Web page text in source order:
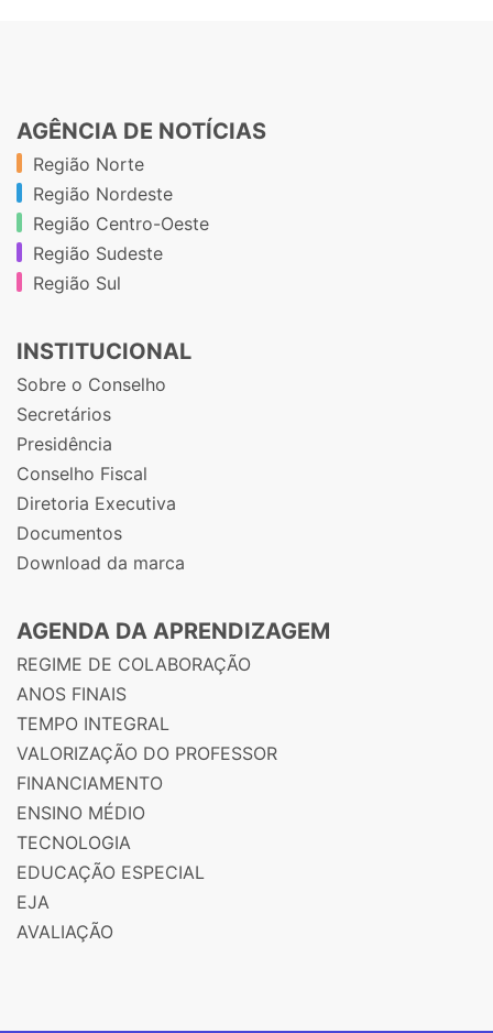
AGÊNCIA DE NOTÍCIAS
Região Norte
Região Nordeste
Região Centro-Oeste
Região Sudeste
Região Sul
INSTITUCIONAL
Sobre o Conselho
Secretários
Presidência
Conselho Fiscal
Diretoria Executiva
Documentos
Download da marca
AGENDA DA APRENDIZAGEM
REGIME DE COLABORAÇÃO
ANOS FINAIS
TEMPO INTEGRAL
VALORIZAÇÃO DO PROFESSOR
FINANCIAMENTO
ENSINO MÉDIO
TECNOLOGIA
EDUCAÇÃO ESPECIAL
EJA
AVALIAÇÃO